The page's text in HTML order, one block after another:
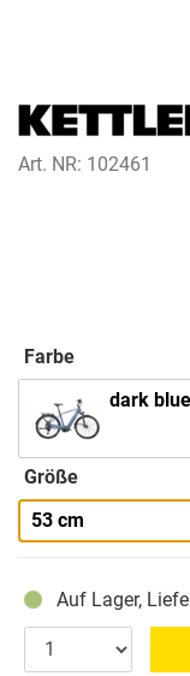
Art. NR: 102461
Farbe
dark
Größe
53 cm
Auf Lager,